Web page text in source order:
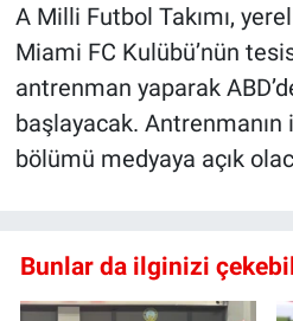
A Milli Futbol Takımı,
Miami FC Kulübü’nün
antrenman yaparak
başlayacak. Antrenmanın
bölümü medyaya açık
Bunlar da ilginizi